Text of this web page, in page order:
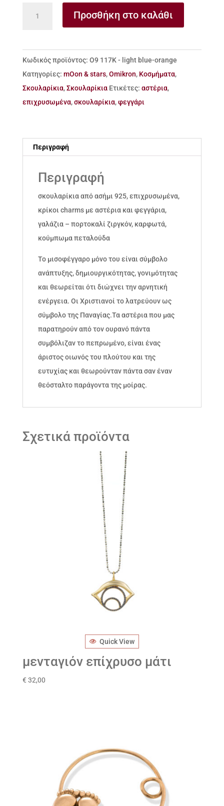
925
Moon
&
Stars
ποσότητα
Προσθήκη στο καλάθι
Κωδικός προϊόντος: Ο9 117Κ - light blue-orange
Κατηγορίες: mOon & stars,Omikron, Κοσμήματα,
Σκουλαρίκια,Σκουλαρίκια Ετικέτες: αστέρια,
επιχρυσωμένα,σκουλαρίκια,φεγγάρι
Περιγραφή
Περιγραφή
σκουλαρίκια από ασήμι 925, επιχρυσωμένα,
κρίκοι charms με αστέρια και φεγγάρια,
γαλάζια – πορτοκαλί ζιργκόν, καρφωτά,
κούμπωμα πεταλούδα
Το μισοφέγγαρο μόνο του είναι σύμβολο
ανάπτυξης, δημιουργικότητας, γονιμότητας
και θεωρείται ότι διώχνει την αρνητική
ενέργεια. Οι Χριστιανοί το λατρεύουν ως
σύμβολο της Παναγίας.Τα αστέρια που μας
παρατηρούν από τον ουρανό πάντα
συμβόλιζαν το πεπρωμένο, είναι ένας
άριστος οιωνός του πλούτου και της
ευτυχίας και θεωρούνταν πάντα σαν έναν
θεόσταλτο παράγοντα της μοίρας.
Σχετικά προϊόντα
Quick View
μενταγιόν επίχρυσο μάτι
€ 32,00